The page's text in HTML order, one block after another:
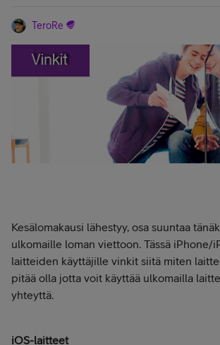
TeroRe
Kesälomakausi lähestyy, osa suuntaa
ulkomaille loman viettoon. Tässä iPhone/
laitteiden käyttäjille vinkit siitä miten
pitää olla jotta voit käyttää ulkomailla
yhteyttä.
iOS-laitteet